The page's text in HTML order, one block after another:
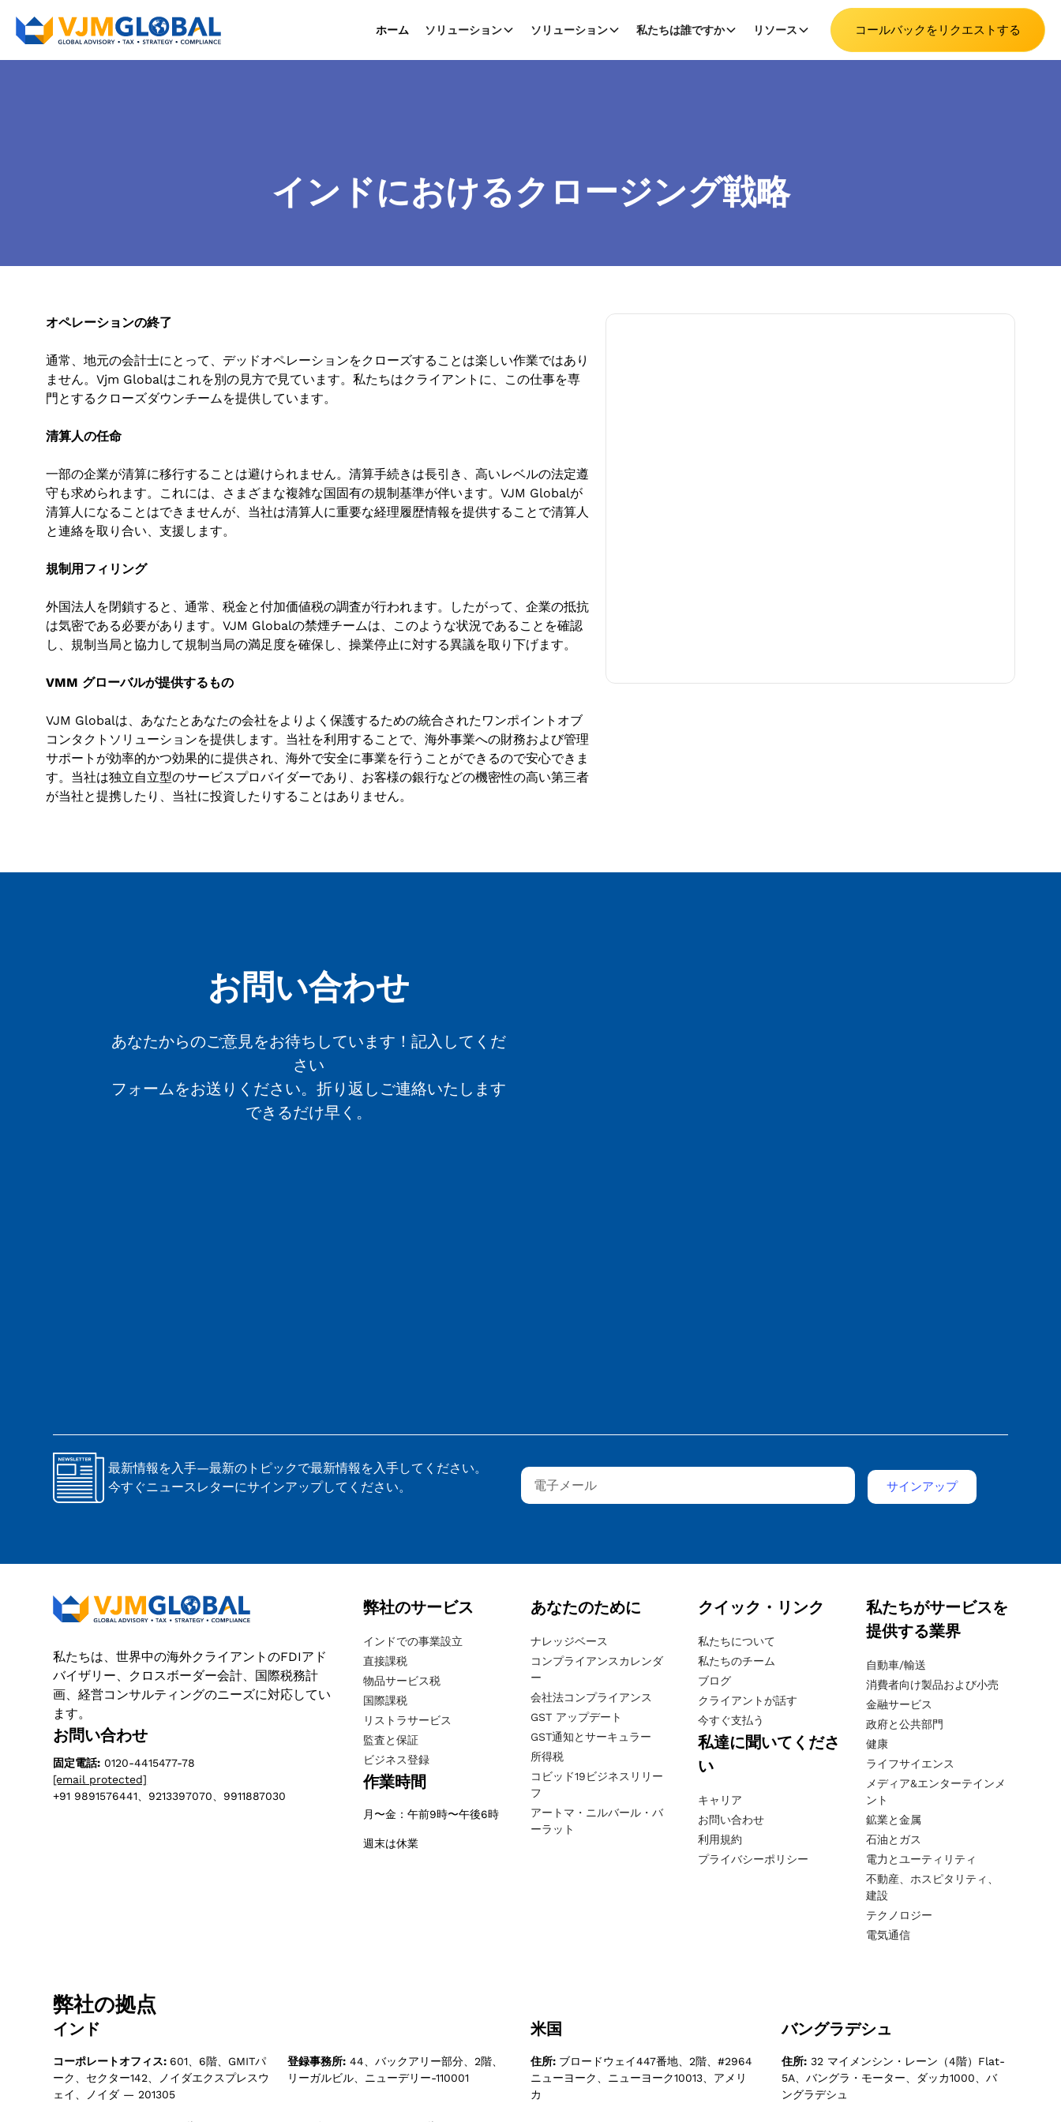
ホーム ソリューション ソリューション 私たちは誰ですか リソース コールバックをリクエストする
インドにおけるクロージング戦略
オペレーションの終了
通常、地元の会計士にとって、デッドオペレーションをクローズすることは楽しい作業ではあり
ません。Vjm Globalはこれを別の見方で見ています。私たちはクライアントに、この仕事を専
門とするクローズダウンチームを提供しています。
清算人の任命
一部の企業が清算に移行することは避けられません。清算手続きは長引き、高いレベルの法定遵
守も求められます。これには、さまざまな複雑な国固有の規制基準が伴います。VJM Globalが
清算人になることはできませんが、当社は清算人に重要な経理履歴情報を提供することで清算人
と連絡を取り合い、支援します。
規制用フィリング
外国法人を閉鎖すると、通常、税金と付加価値税の調査が行われます。したがって、企業の抵抗
は気密である必要があります。VJM Globalの禁煙チームは、このような状況であることを確認
し、規制当局と協力して規制当局の満足度を確保し、操業停止に対する異議を取り下げます。
VMM グローバルが提供するもの
VJM Globalは、あなたとあなたの会社をよりよく保護するための統合されたワンポイントオブ
コンタクトソリューションを提供します。当社を利用することで、海外事業への財務および管理
サポートが効率的かつ効果的に提供され、海外で安全に事業を行うことができるので安心できま
す。当社は独立自立型のサービスプロバイダーであり、お客様の銀行などの機密性の高い第三者
が当社と提携したり、当社に投資したりすることはありません。
お問い合わせ
あなたからのご意見をお待ちしています！記入してくだ
さい
フォームをお送りください。折り返しご連絡いたします
できるだけ早く。
最新情報を入手—最新のトピックで最新情報を入手してください。
今すぐニュースレターにサインアップしてください。
私たちは、世界中の海外クライアントのFDIアド
バイザリー、クロスボーダー会計、国際税務計
画、経営コンサルティングのニーズに対応してい
ます。
お問い合わせ
固定電話: 0120-4415477-78
[email protected]
+91 9891576441、9213397070、9911887030
弊社のサービス
インドでの事業設立
直接課税
物品サービス税
国際課税
リストラサービス
監査と保証
ビジネス登録
作業時間
月〜金：午前9時〜午後6時
週末は休業
あなたのために
ナレッジベース
コンプライアンスカレンダ
ー
会社法コンプライアンス
GST アップデート
GST通知とサーキュラー
所得税
コビッド19ビジネスリリー
フ
アートマ・ニルバール・バ
ーラット
クイック・リンク
私たちについて
私たちのチーム
ブログ
クライアントが話す
今すぐ支払う
私達に聞いてくださ
い
キャリア
お問い合わせ
利用規約
プライバシーポリシー
私たちがサービスを
提供する業界
自動車/輸送
消費者向け製品および小売
金融サービス
政府と公共部門
健康
ライフサイエンス
メディア&エンターテインメ
ント
鉱業と金属
石油とガス
電力とユーティリティ
不動産、ホスピタリティ、
建設
テクノロジー
電気通信
弊社の拠点
インド
コーポレートオフィス: 601、6階、GMITパ
ーク、セクター142、ノイダエクスプレスウ
ェイ、ノイダ — 201305
登録事務所:44、バックアリー部分、2階、
リーガルビル、ニューデリー-110001
米国
住所: ブロードウェイ447番地、2階、#2964
ニューヨーク、ニューヨーク10013、アメリ
カ
バングラデシュ
住所: 32 マイメンシン・レーン（4階）Flat-
5A、バングラ・モーター、ダッカ1000、バ
ングラデシュ